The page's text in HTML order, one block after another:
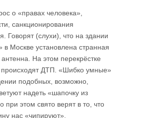
о «правах человека»,
санкционирования
Говорят (слухи), что на здании
в Москве установлена странная
антенна. На этом перекрёстке
ДТП. «Шибко умные»
подобных, возможно,
надеть «шапочку из
при этом свято верят в то, что
нас «чипируют».